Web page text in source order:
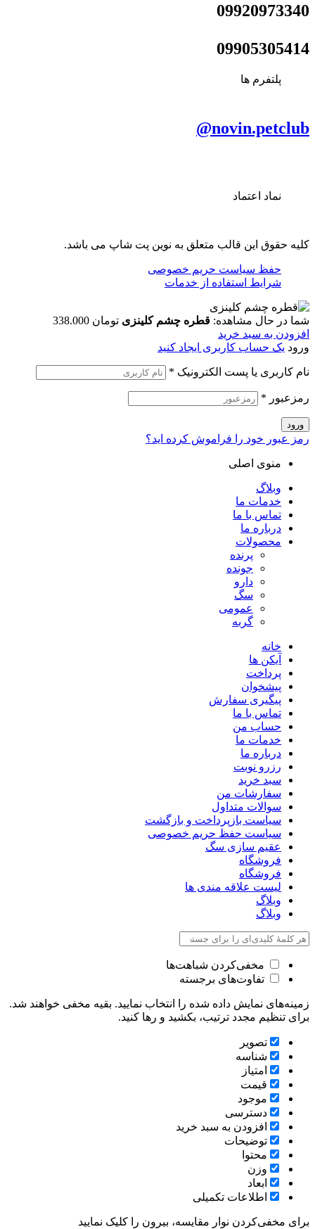
09920973340
09905305414
پلتفرم ها
novin.petclub@
نماد اعتماد
کلیه حقوق این قالب متعلق به نوین پت شاپ می باشد.
حفظ سیاست حریم خصوصی
شرایط استفاده از خدمات
شما در حال مشاهده: قطره چشم کلینزی تومان
افزودن به سبد خرید
ورود یک حساب کاربری ایجاد کنید
نام کاربری یا پست الکترونیک *
رمزعبور *
ورود
رمز عبور خود را فراموش کرده اید؟
منوی اصلی
وبلاگ
خدمات ما
تماس با ما
درباره ما
محصولات
پرنده
جونده
دارو
سگ
عمومی
گربه
خانه
آیکن ها
پرداخت
پیشخوان
پیگیری سفارش
تماس با ما
حساب من
خدمات ما
درباره ما
رزرو نوبت
سبد خرید
سفارشات من
سوالات متداول
سیاست بازپرداخت و بازگشت
سیاست حفظ حریم خصوصی
عقیم سازی سگ
فروشگاه
فروشگاه
لیست علاقه مندی ها
وبلاگ
وبلاگ
مخفی‌کردن شباهت‌ها
تفاوت‌های برجسته
زمینه‌های نمایش داده شده را انتخاب نمایید. بقیه مخفی خواهند شد.
برای تنظیم مجدد ترتیب، بکشید و رها کنید.
تصویر
شناسه
امتیاز
قیمت
موجود
دسترسی
افزودن به سبد خرید
توضیحات
محتوا
وزن
ابعاد
اطلاعات تکمیلی
برای مخفی‌کردن نوار مقایسه، بیرون را کلیک نمایید